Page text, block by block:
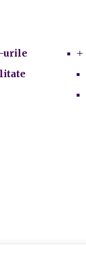
urile